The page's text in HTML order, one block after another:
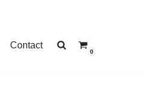
Contact
0